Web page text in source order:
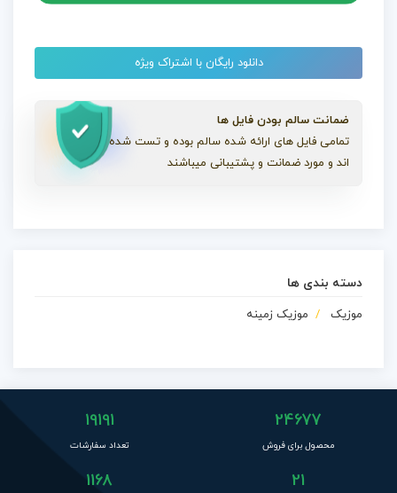
دانلود رایگان با اشتراک ویژه
ضمانت سالم بودن فایل ها
تمامی فایل های ارائه شده سالم بوده و تست شده
اند و مورد ضمانت و پشتیبانی میباشند
دسته بندی ها
موزیک موزیک زمینه
24677
محصول برای فروش
19191
تعداد سفارشات
21
1168